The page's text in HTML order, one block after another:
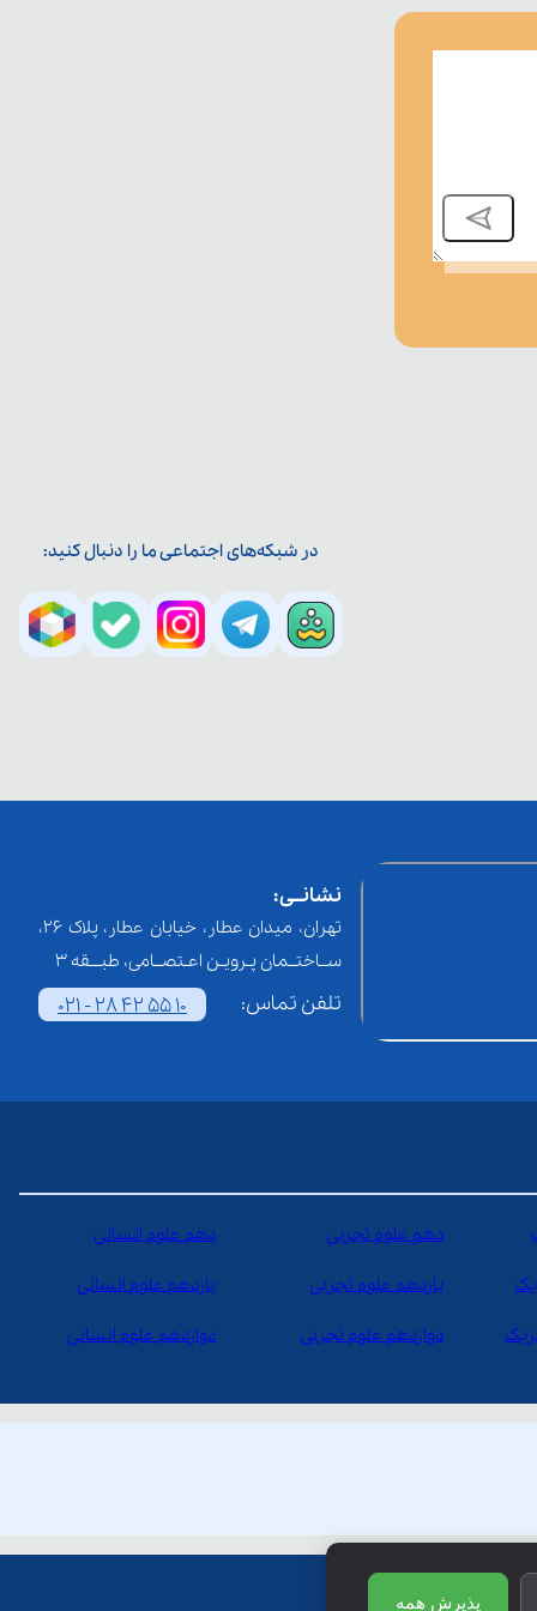
در شبکه‌های اجتماعی ما را دنبال کنید:
نشانــی:
تهران، میدان عطار، خیابان عطار، پلاک 26،
ســاختــمان پـرویـن اعـتصــامی، طبـــقه 3
تلفن تماس: 021 - 28 42 55 10
دهم علوم تجربی دهم علوم انسانی
یازدهم علوم تجربی یازدهم علوم انسانی
دوازدهم علوم تجربی دوازدهم علوم انسانی
پذیرش همه